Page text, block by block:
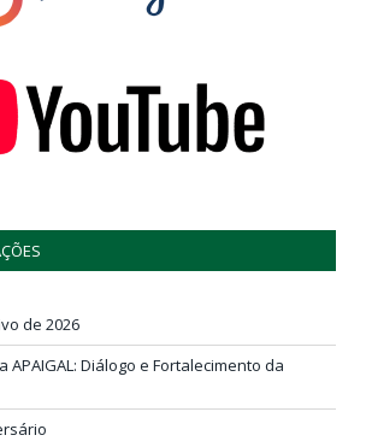
de 2026
APAIGAL: Diálogo e Fortalecimento da